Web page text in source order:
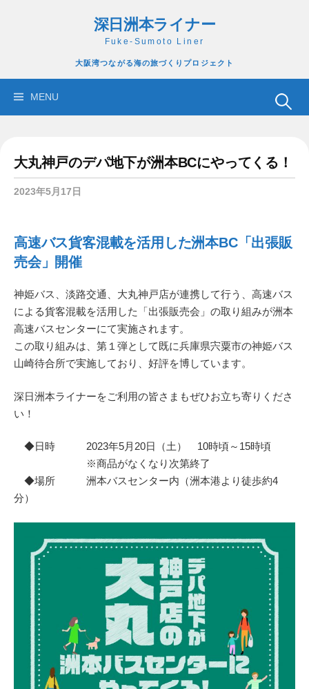
ツ
深日洲本ライナー
Fuke-Sumoto Liner
大阪湾つながる海の旅づくりプロジェクト
MENU
検
大丸神戸のデパ地下が洲本BCにやってくる！
2023年5月17日
高速バス貨客混載を活用した洲本BC「出張販
売会」開催
神姫バス、淡路交通、大丸神戸店が連携して行う、高速バス
による貨客混載を活用した「出張販売会」の取り組みが洲本
高速バスセンターにて実施されます。
この取り組みは、第１弾として既に兵庫県宍粟市の神姫バス
山崎待合所で実施しており、好評を博しています。
深日洲本ライナーをご利用の皆さまもぜひお立ち寄りくださ
い！
◆日時 2023年5月20日（土） 10時頃～15時頃
※商品がなくなり次第終了
◆場所 洲本バスセンター内（洲本港より徒歩約4
分）